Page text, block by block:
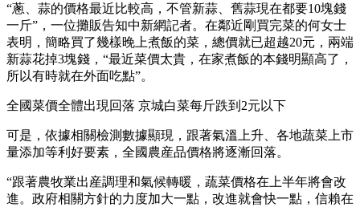
“蔥、蒜的價格最近比較高，不管新蒜、舊蒜現在都要10塊錢
一斤”，一位攤販告知中新網記者。在鄰近剛買完菜的何女士
表明，簡略買了幾樣晚上煮飯的菜，總價就已超越20元，兩端
新蒜花掉3塊錢，“最近菜價太貴，在家煮飯的本錢明顯高了，
所以有時就在外面吃點”。
全國菜價全體出現回落 京城白菜每斤跌到2元以下
可是，依據相關檢測數據顯現，跟著氣溫上升、各地蔬菜上市
量添加等利好要素，全國農産品價格將逐漸回落。
“跟著農牧業出産調理和氣候轉暖，蔬菜價格在上半年將會改
進。政府相關方針的力度加大一點，改進就會快一點，信賴在